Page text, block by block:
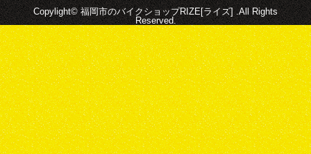
Copylight© 福岡市のバイクショップRIZE[ライズ] .All Rights
Reserved.